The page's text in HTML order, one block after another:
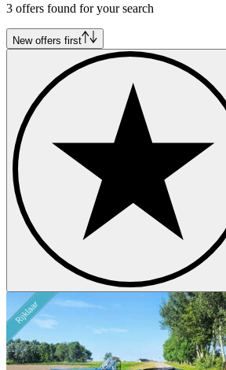
3 offers found for your search
New offers first